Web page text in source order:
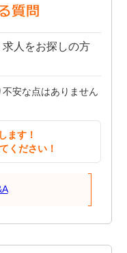
求人をお探しの方
安な点はありません
ます！
ください！